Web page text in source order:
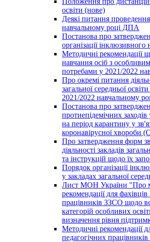
освіти (нове)
Деякі питання
навчальному році ДПА
Постанова про
організації інклюзивного
Методичні рекомендації
навчання осіб з
потребами у 2021/2022
Про окремі питання
загальної середньої
2021/2022 навчальному
Постанова про
протиепідемічних заходів
на період карантину у
коронавірусної хвороби
Про затвердження форм
діяльності закладів
та інструкцій щодо їх
Порядок організації
у закладах загальної
Лист МОН України "Про
рекомендації для
працівників ЗЗСО щодо
категорій особливих
визначення рівня
Методичні рекомендації
педагогічних